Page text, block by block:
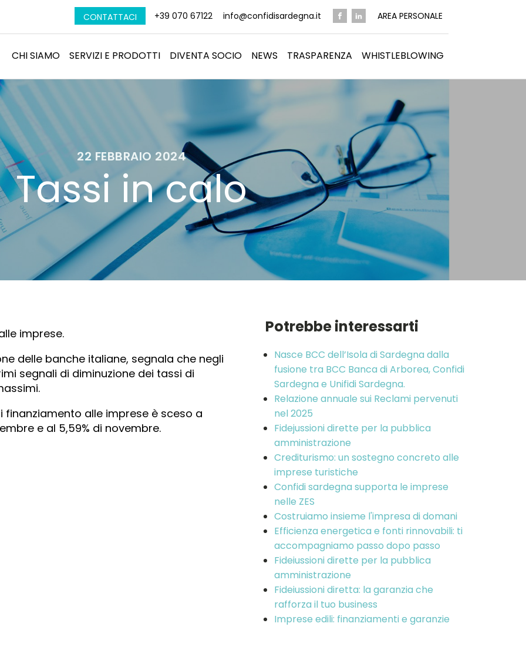
CONTATTACI +39 070 67122 info@confidisardegna.it AREA PERSONALE
CHI SIAMO SERVIZI E PRODOTTI DIVENTA SOCIO NEWS TRASPARENZA WHISTLEBLOWING
22 FEBBRAIO 2024
Tassi in calo
imprese.
delle banche italiane, segnala che negli
segnali di diminuzione dei tassi di
alle imprese è sceso a
e al 5,59% di novembre.
Potrebbe interessarti
Nasce BCC dell’Isola di Sardegna dalla
fusione tra BCC Banca di Arborea, Confidi
Sardegna e Unifidi Sardegna.
Relazione annuale sui Reclami pervenuti
nel 2025
Fidejussioni dirette per la pubblica
amministrazione
Crediturismo: un sostegno concreto alle
imprese turistiche
Confidi sardegna supporta le imprese
nelle ZES
Costruiamo insieme l'impresa di domani
Efficienza energetica e fonti rinnovabili: ti
accompagniamo passo dopo passo
Fideiussioni dirette per la pubblica
amministrazione
Fideiussioni diretta: la garanzia che
rafforza il tuo business
Imprese edili: finanziamenti e garanzie